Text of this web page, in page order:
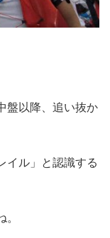
盤以降、追い抜か
イル」と認識する